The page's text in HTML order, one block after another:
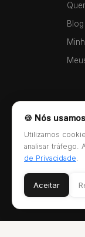
🍪 Nós
Utilizamos
analisar tráfego.
de Privacidade.
Aceitar
Blog